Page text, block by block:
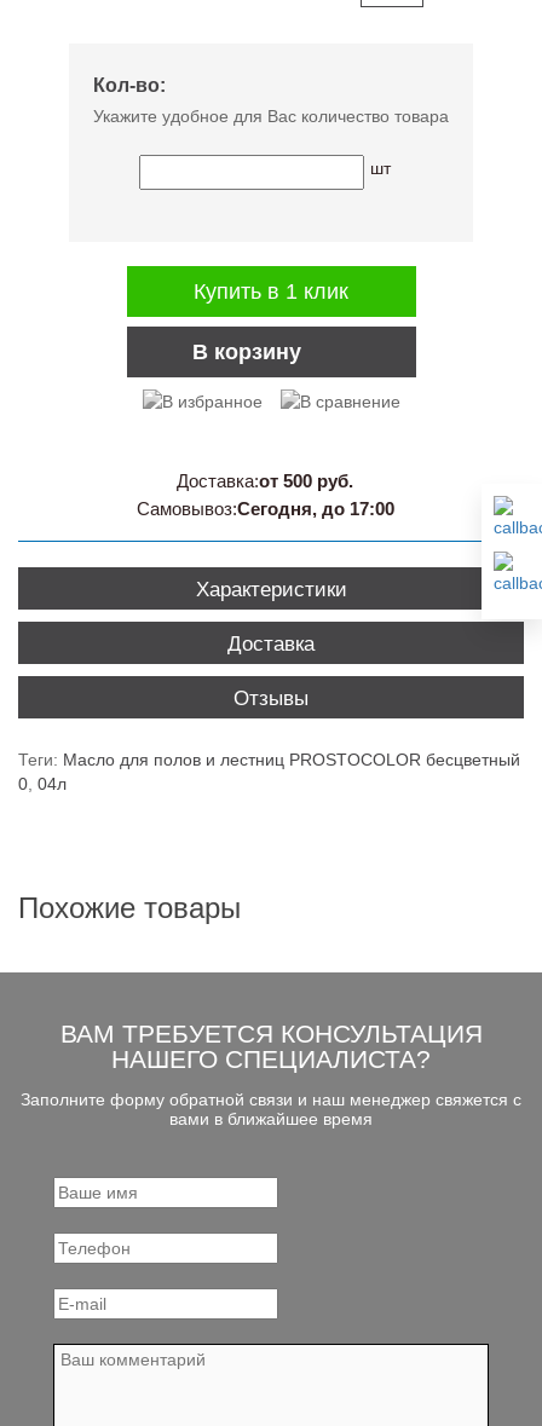
Кол-во:
Укажите удобное для Вас количество товара
шт
В корзину
Купить в 1 клик
Доставка:от 500 руб.
Самовывоз:Сегодня, до 17:00
Характеристики
Доставка
Отзывы
Теги: Масло для полов и лестниц PROSTOCOLOR бесцветный
0, 04л
Похожие товары
ВАМ ТРЕБУЕТСЯ КОНСУЛЬТАЦИЯ
НАШЕГО СПЕЦИАЛИСТА?
Заполните форму обратной связи и наш менеджер свяжется с
вами в ближайшее время